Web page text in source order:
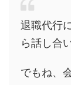
退職代行
ら話し合
でもね、